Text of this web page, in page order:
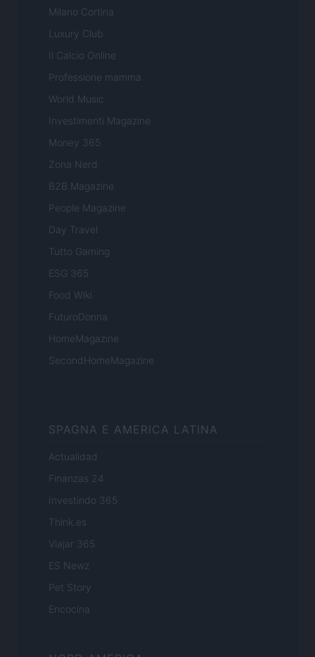
Milano Cortina
Luxury Club
Il Calcio Online
Professione mamma
World Music
Investimenti Magazine
Money 365
Zona Nerd
B2B Magazine
People Magazine
Day Travel
Tutto Gaming
ESG 365
Food Wiki
FuturoDonna
HomeMagazine
SecondHomeMagazine
SPAGNA E AMERICA LATINA
Actualidad
Finanzas 24
Investindo 365
Think.es
Viajar 365
ES Newz
Pet Story
Encocina